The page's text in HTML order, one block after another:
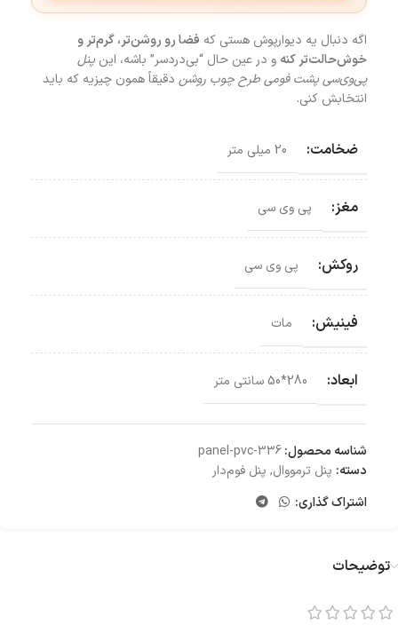
اگه دنبال یه دیوارپوش هستی که فضا رو روشن‌تر، گرم‌تر و
خوش‌حالت‌تر کنه و در عین حال “بی‌دردسر” باشه، این پنل
پی‌وی‌سی پشت فومی طرح چوب روشن دقیقاً همون چیزیه که باید
انتخابش کنی.
ضخامت: 20 میلی متر
مغز: پی وی سی
روکش: پی وی سی
فینیش: مات
ابعاد: 280*50 سانتی‌ متر
شناسه محصول:panel-pvc-336
دسته: پنل ترمووال, پنل فوم‌دار
اشتراک گذاری:
توضیحات